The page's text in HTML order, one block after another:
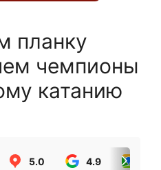
планку
чемпионы
катанию
5.0 4.9